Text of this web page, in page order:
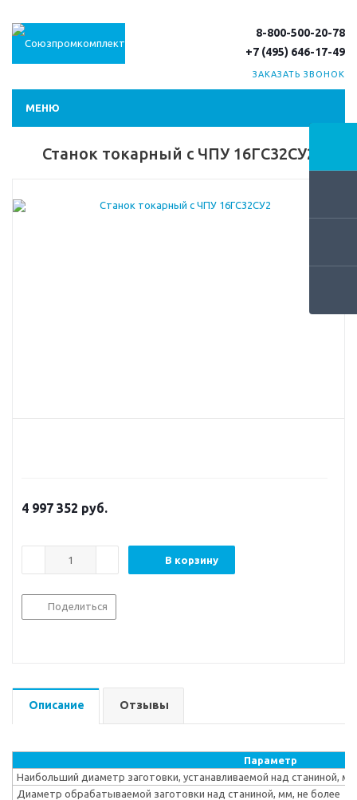
8-800-500-20-78
+7 (495) 646-17-49
ЗАКАЗАТЬ ЗВОНОК
МЕНЮ
Станок токарный с ЧПУ 16ГС32СУ2
4 997 352 руб.
В корзину
Поделиться
Описание Отзывы
Параметр
Наибольший диаметр заготовки, устанавливаемой над станиной, мм
Диаметр обрабатываемой заготовки над станиной, мм, не более